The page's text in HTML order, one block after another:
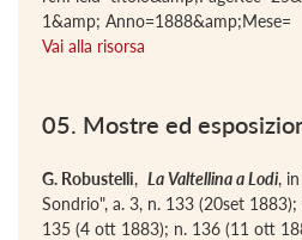
1&amp; Anno=1888&amp;Mese=
Vai alla risorsa
05. Mostre ed
G. Robustelli, La Valtellina a Lodi,
Sondrio", a. 3, n. 133 (20set
135 (4 ott 1883); n. 136 (11 ott